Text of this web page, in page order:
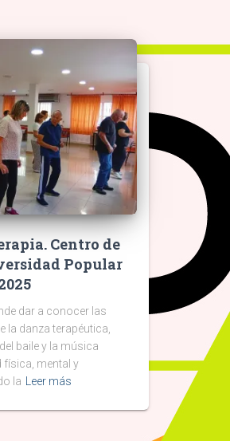
Centro de
Popular
dar a conocer las
la danza terapéutica,
baile y la música
física, mental y
la
Leer más